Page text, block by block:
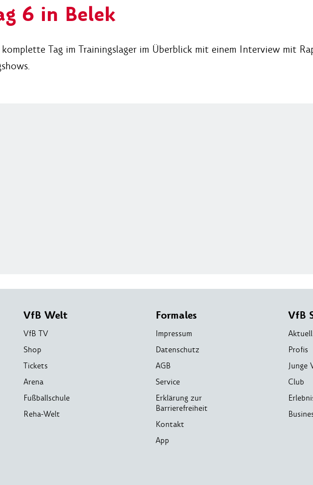
6 in Belek
komplette Tag im Trainingslager im Überblick mit einem Interview mit
VfB Welt
VfB TV
Shop
Tickets
Arena
Fußballschule
Reha-Welt
Formales
Impressum
Datenschutz
AGB
Service
Erklärung zur
Barrierefreiheit
Kontakt
App
VfB
Aktuell
Profis
Junge
Club